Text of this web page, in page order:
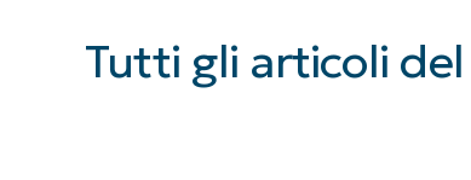
Tutti gli articoli